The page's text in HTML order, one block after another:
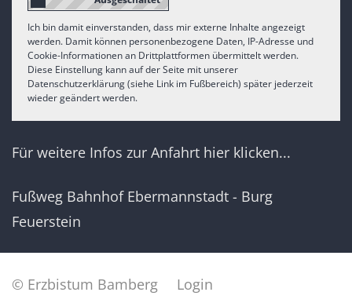
Ich bin damit einverstanden, dass mir externe Inhalte angezeigt
werden. Damit können personenbezogene Daten, IP-Adresse und
Cookie-Informationen an Drittplattformen übermittelt werden.
Diese Einstellung kann auf der Seite mit unserer
Datenschutzerklärung (siehe Link im Fußbereich) später jederzeit
wieder geändert werden.
Für weitere Infos zur Anfahrt hier klicken...
Fußweg Bahnhof Ebermannstadt - Burg
Feuerstein
© Erzbistum Bamberg Login